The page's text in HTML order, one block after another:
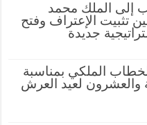
إلى الملك محمد
تثبيت الإعتراف وفتح
جديدة
الملكي بمناسبة
والعشرون لعيد العرش